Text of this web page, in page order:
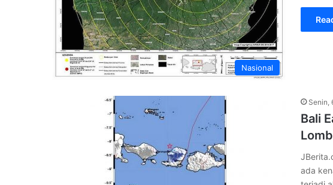
Nasional
Senin,
Bali
ada